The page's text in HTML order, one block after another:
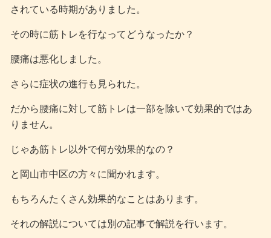
されている時期がありました。
その時に筋トレを行なってどうなったか？
腰痛は悪化しました。
さらに症状の進行も見られた。
だから腰痛に対して筋トレは一部を除いて効果的ではあ
りません。
じゃあ筋トレ以外で何が効果的なの？
と岡山市中区の方々に聞かれます。
もちろんたくさん効果的なことはあります。
それの解説については別の記事で解説を行います。